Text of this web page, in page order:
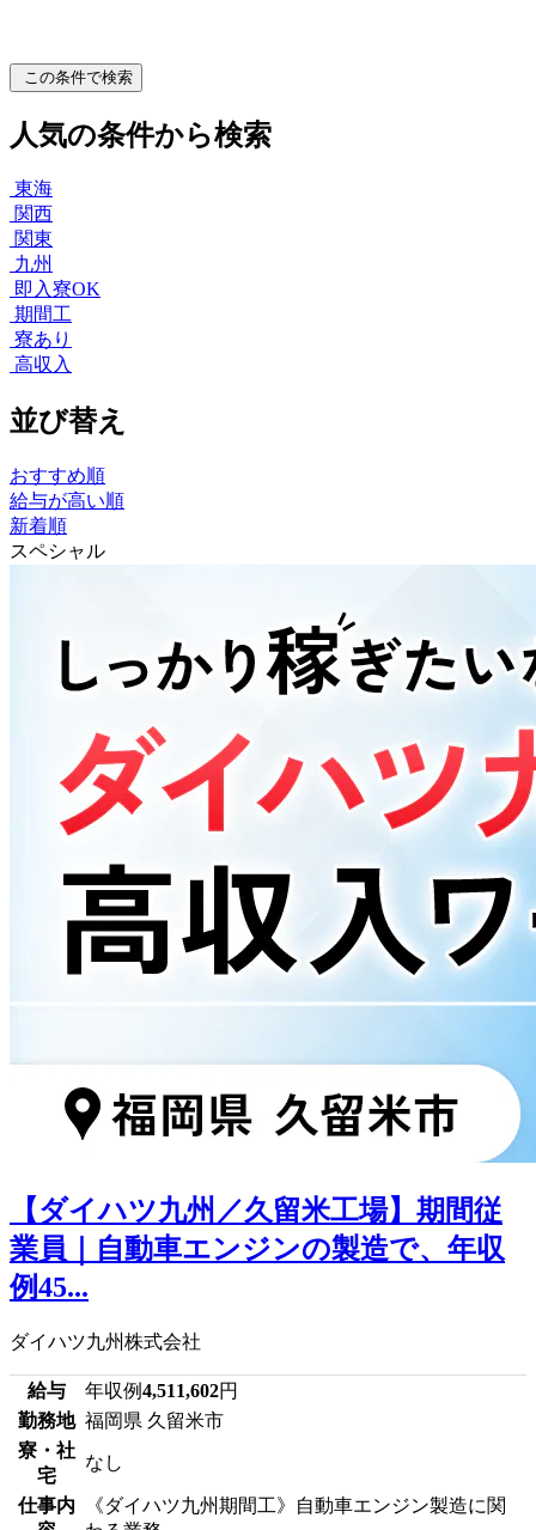
この条件で検索
人気の条件から検索
東海
関西
関東
九州
即入寮OK
期間工
寮あり
高収入
並び替え
おすすめ順
給与が高い順
新着順
スペシャル
【ダイハツ九州／久留米工場】期間従
業員｜自動車エンジンの製造で、年収
例45...
ダイハツ九州株式会社
給与 年収例4,511,602円
勤務地 福岡県 久留米市
寮・社
宅
なし
仕事内
《ダイハツ九州期間工》自動車エンジン製造に関